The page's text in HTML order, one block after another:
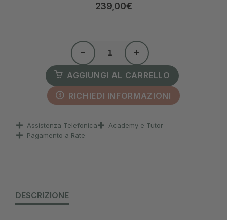
239,00€
AGGIUNGI AL CARRELLO
RICHIEDI INFORMAZIONI
Assistenza Telefonica
Academy e Tutor
Pagamento a Rate
DESCRIZIONE